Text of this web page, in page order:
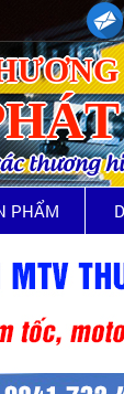
thương
PHẨM